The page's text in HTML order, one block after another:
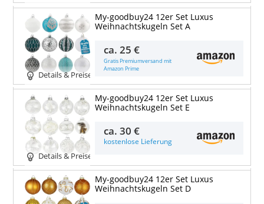
Details & Preise
My-goodbuy24 12er Set Luxus
Weihnachtskugeln Set A
ca.25 €
Gratis Premiumversand mit
Amazon Prime
Details & Preise
My-goodbuy24 12er Set Luxus
Weihnachtskugeln Set E
ca.30 €
kostenlose Lieferung
My-goodbuy24 12er Set Luxus
Weihnachtskugeln Set D